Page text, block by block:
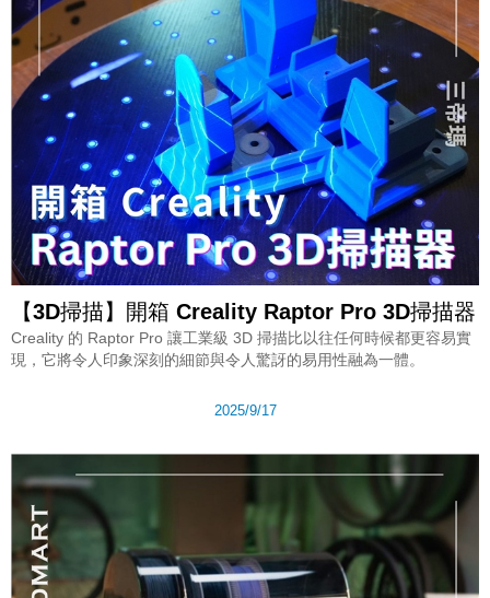
【3D掃描】開箱 Creality Raptor Pro 3D掃描器
Creality 的 Raptor Pro 讓工業級 3D 掃描比以往任何時候都更容易實
現，它將令人印象深刻的細節與令人驚訝的易用性融為一體。
2025/9/17